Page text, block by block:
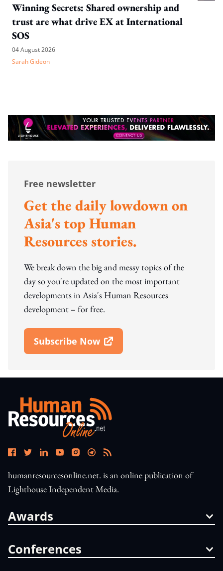
Winning Secrets: Shared ownership and
trust are what drive EX at International
SOS
04 August 2026
Sarah Gideon
Free newsletter
Get the daily lowdown on
Asia's top Human
Resources stories.
We break down the big and messy topics of the
day so you're updated on the most important
developments in Asia's Human Resources
development – for free.
Subscribe Now
Open In New Window
humanresourcesonline.net. is an online publication of
Lighthouse Independent Media.
Awards
Conferences